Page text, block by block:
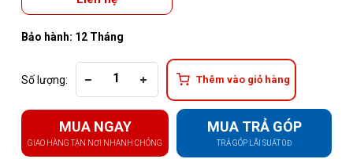
g/No Fan)
Bảo hành: 12 Tháng
Số lượng: Thêm vào giỏ hàng
MUA NGAY
GIAO HÀNG TẬN NƠI NHANH CHÓNG
MUA TRẢ GÓP
TRẢ GÓP LÃI SUẤT 0Đ